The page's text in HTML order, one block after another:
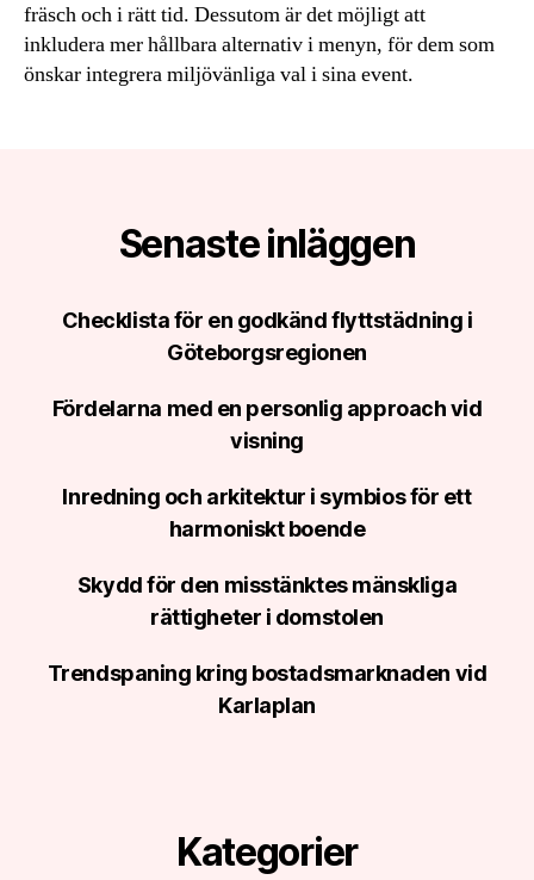
fräsch och i rätt tid. Dessutom är det möjligt att
inkludera mer hållbara alternativ i menyn, för dem som
önskar integrera miljövänliga val i sina event.
Senaste inläggen
Checklista för en godkänd flyttstädning i
Göteborgsregionen
Fördelarna med en personlig approach vid
visning
Inredning och arkitektur i symbios för ett
harmoniskt boende
Skydd för den misstänktes mänskliga
rättigheter i domstolen
Trendspaning kring bostadsmarknaden vid
Karlaplan
Kategorier